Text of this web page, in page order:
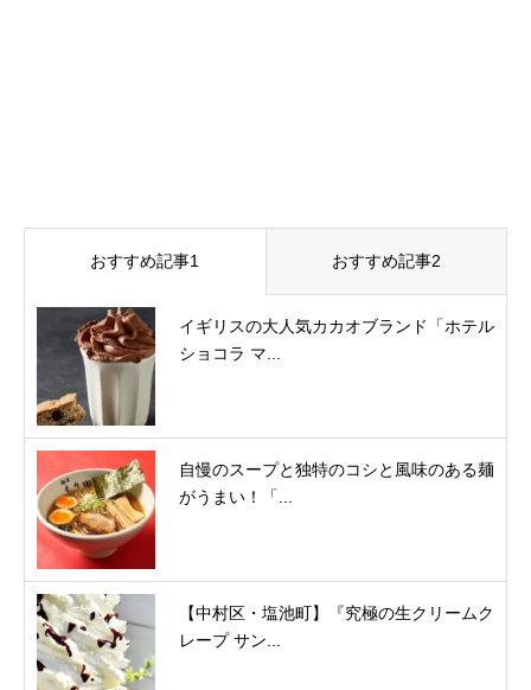
おすすめ記事1 おすすめ記事2
イギリスの大人気カカオブランド「ホテル
ショコラ マ...
自慢のスープと独特のコシと風味のある麺
がうまい！「...
【中村区・塩池町】『究極の生クリームク
レープ サン...